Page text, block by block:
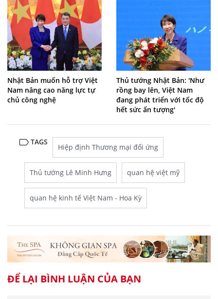
Nhật Bản muốn hỗ trợ Việt
Nam nâng cao năng lực tự
chủ công nghệ
Thủ tướng Nhật Bản: 'Như
rồng bay lên, Việt Nam
đang phát triển với tốc độ
hết sức ấn tượng'
TAGS
Hiệp định Thương mại đối ứng
Thủ tướng Lê Minh Hưng quan hệ việt mỹ
quan hệ kinh tế Việt Nam - Hoa Kỳ
ĐỂ LẠI BÌNH LUẬN CỦA BẠN